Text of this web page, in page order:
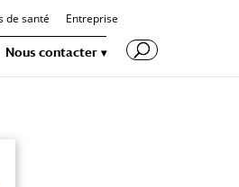
de santé Entreprise
Nous contacter